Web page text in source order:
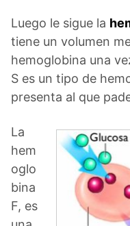
Luego le sigue la
tiene un volumen
hemoglobina una
S es un tipo de
presenta al que
La
hem
oglo
bina
F, es